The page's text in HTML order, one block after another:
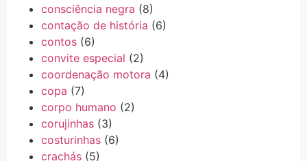
consciência negra (8)
contação de história (6)
contos (6)
convite especial (2)
coordenação motora (4)
copa (7)
corpo humano (2)
corujinhas (3)
costurinhas (6)
crachás (5)